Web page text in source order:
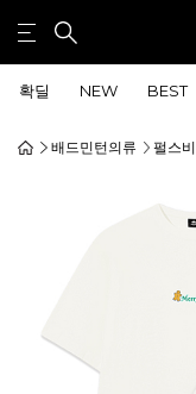
확딜 NEW BEST
배드민턴의류 펄스비